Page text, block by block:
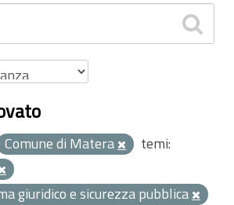
Comune di Matera
temi:
giuridico e sicurezza pubblica